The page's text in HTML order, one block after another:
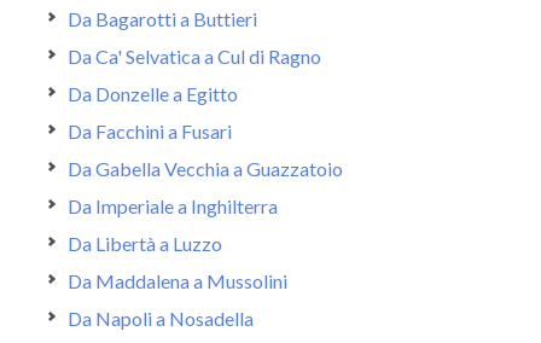
Da Bagarotti a Buttieri
Da Ca' Selvatica a Cul di Ragno
Da Donzelle a Egitto
Da Facchini a Fusari
Da Gabella Vecchia a Guazzatoio
Da Imperiale a Inghilterra
Da Libertà a Luzzo
Da Maddalena a Mussolini
Da Napoli a Nosadella